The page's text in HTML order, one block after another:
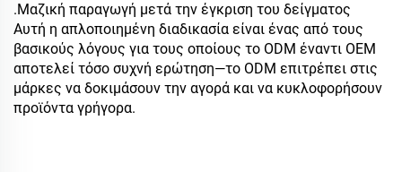
.Μαζική παραγωγή μετά την έγκριση του δείγματος
Αυτή η απλοποιημένη διαδικασία είναι ένας από τους
βασικούς λόγους για τους οποίους το ODM έναντι OEM
αποτελεί τόσο συχνή ερώτηση—το ODM επιτρέπει στις
μάρκες να δοκιμάσουν την αγορά και να κυκλοφορήσουν
προϊόντα γρήγορα.